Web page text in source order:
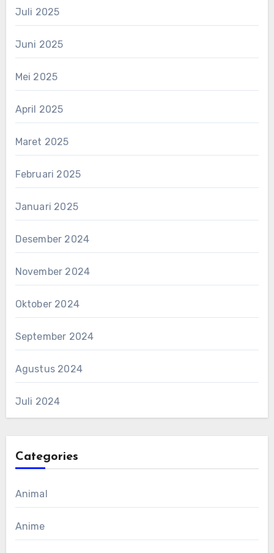
Juli 2025
Juni 2025
Mei 2025
April 2025
Maret 2025
Februari 2025
Januari 2025
Desember 2024
November 2024
Oktober 2024
September 2024
Agustus 2024
Juli 2024
Categories
Animal
Anime